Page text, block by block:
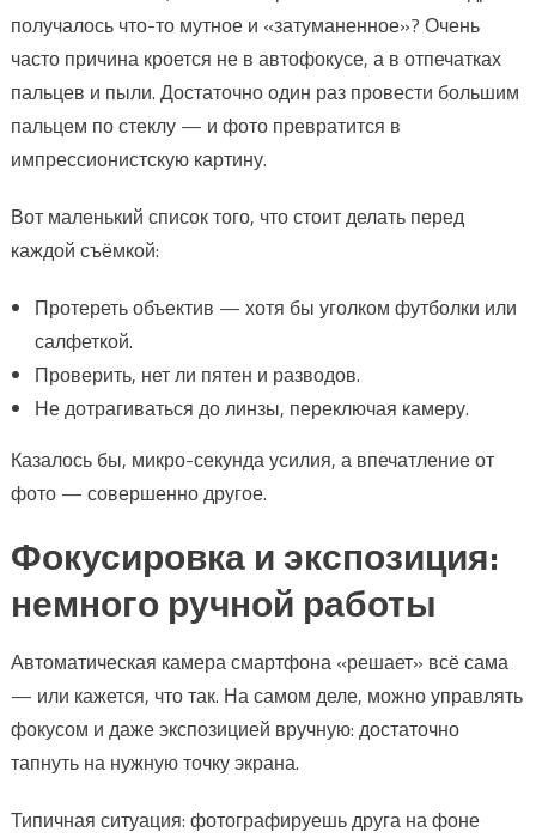
получалось что-то мутное и «затуманенное»? Очень
часто причина кроется не в автофокусе, а в отпечатках
пальцев и пыли. Достаточно один раз провести большим
пальцем по стеклу — и фото превратится в
импрессионистскую картину.
Вот маленький список того, что стоит делать перед
каждой съёмкой:
Протереть объектив — хотя бы уголком футболки или
салфеткой.
Проверить, нет ли пятен и разводов.
Не дотрагиваться до линзы, переключая камеру.
Казалось бы, микро-секунда усилия, а впечатление от
фото — совершенно другое.
Фокусировка и экспозиция:
немного ручной работы
Автоматическая камера смартфона «решает» всё сама
— или кажется, что так. На самом деле, можно управлять
фокусом и даже экспозицией вручную: достаточно
тапнуть на нужную точку экрана.
Типичная ситуация: фотографируешь друга на фоне